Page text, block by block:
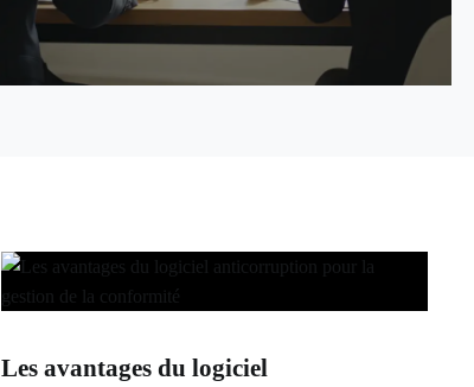
Les avantages du logiciel